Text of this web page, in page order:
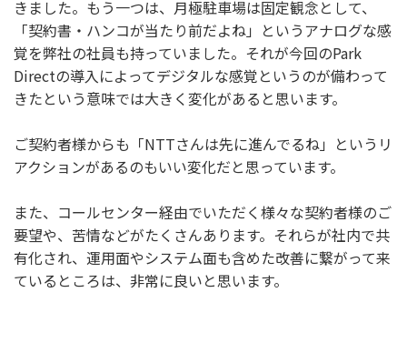
きました。もう一つは、月極駐車場は固定観念として、
「契約書・ハンコが当たり前だよね」というアナログな感
覚を弊社の社員も持っていました。それが今回のPark
Directの導入によってデジタルな感覚というのが備わって
きたという意味では大きく変化があると思います。
ご契約者様からも「NTTさんは先に進んでるね」というリ
アクションがあるのもいい変化だと思っています。
また、コールセンター経由でいただく様々な契約者様のご
要望や、苦情などがたくさんあります。それらが社内で共
有化され、運用面やシステム面も含めた改善に繋がって来
ているところは、非常に良いと思います。